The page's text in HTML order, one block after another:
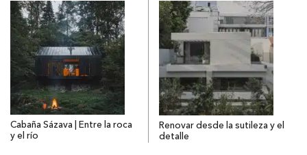
Cabaña Sázava | Entre la roca
y el río
Renovar desde la sutileza y el
detalle